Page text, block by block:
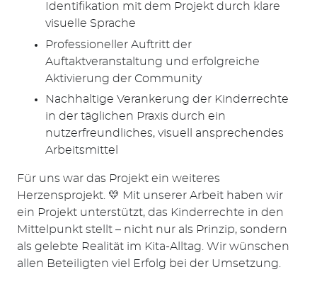
Identifikation mit dem Projekt durch klare
visuelle Sprache
Professioneller Auftritt der
Auftaktveranstaltung und erfolgreiche
Aktivierung der Community
Nachhaltige Verankerung der Kinderrechte
in der täglichen Praxis durch ein
nutzerfreundliches, visuell ansprechendes
Arbeitsmittel
Für uns war das Projekt ein weiteres
Herzensprojekt. 💛 Mit unserer Arbeit haben wir
ein Projekt unterstützt, das Kinderrechte in den
Mittelpunkt stellt – nicht nur als Prinzip, sondern
als gelebte Realität im Kita-Alltag. Wir wünschen
allen Beteiligten viel Erfolg bei der Umsetzung.